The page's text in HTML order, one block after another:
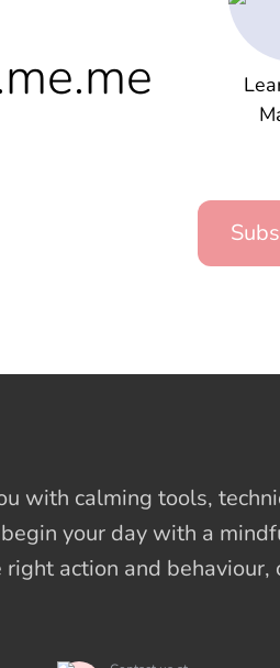
with calming tools,
your day with a
action and behaviour,